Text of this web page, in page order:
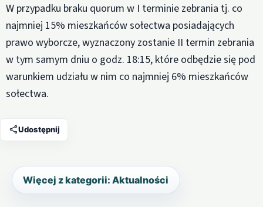
W przypadku braku quorum w I terminie zebrania tj. co
najmniej 15% mieszkańców sołectwa posiadających
prawo wyborcze, wyznaczony zostanie II termin zebrania
w tym samym dniu o godz. 18:15, które odbędzie się pod
warunkiem udziału w nim co najmniej 6% mieszkańców
sołectwa.
Udostępnij
Więcej z kategorii: Aktualności